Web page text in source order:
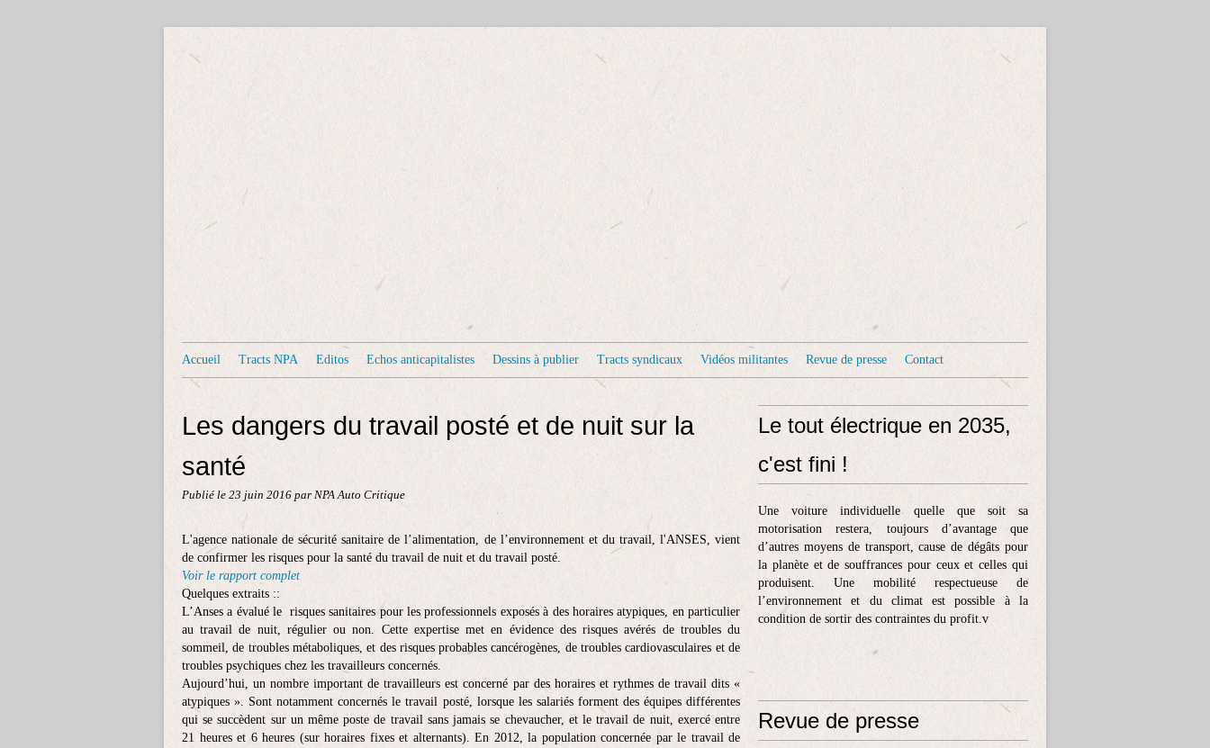
Accueil Tracts NPA Editos Echos anticapitalistes Dessins à publier Tracts syndicaux Vidéos militantes Revue de presse Contact
Les dangers du travail posté et de nuit sur la
santé
Publié le 23 juin 2016 par NPA Auto Critique
L'agence nationale de sécurité sanitaire de l’alimentation, de l’environnement et du travail, l'ANSES, vient
de confirmer les risques pour la santé du travail de nuit et du travail posté.
Voir le rapport complet
Quelques extraits ::
L’Anses a évalué le risques sanitaires pour les professionnels exposés à des horaires atypiques, en particulier
au travail de nuit, régulier ou non. Cette expertise met en évidence des risques avérés de troubles du
sommeil, de troubles métaboliques, et des risques probables cancérogènes, de troubles cardiovasculaires et de
troubles psychiques chez les travailleurs concernés.
Aujourd’hui, un nombre important de travailleurs est concerné par des horaires et rythmes de travail dits «
atypiques ». Sont notamment concernés le travail posté, lorsque les salariés forment des équipes différentes
qui se succèdent sur un même poste de travail sans jamais se chevaucher, et le travail de nuit, exercé entre
21 heures et 6 heures (sur horaires fixes et alternants). En 2012, la population concernée par le travail de
Le tout électrique en 2035,
c'est fini !
Une voiture individuelle quelle que soit sa
motorisation restera, toujours d’avantage que
d’autres moyens de transport, cause de dégâts pour
la planète et de souffrances pour ceux et celles qui
produisent. Une mobilité respectueuse de
l’environnement et du climat est possible à la
condition de sortir des contraintes du profit.v
Revue de presse